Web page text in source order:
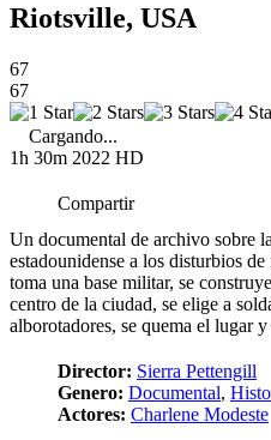
Riotsville, USA
67
67
Cargando...
1h 30m 2022 HD
Compartir
Un documental de archivo sobre
estadounidense a los disturbios
toma una base militar, se
centro de la ciudad, se elige a
alborotadores, se quema el lugar
Director: Sierra Pettengill
Genero: Documental,
Actores: Charlene Modeste